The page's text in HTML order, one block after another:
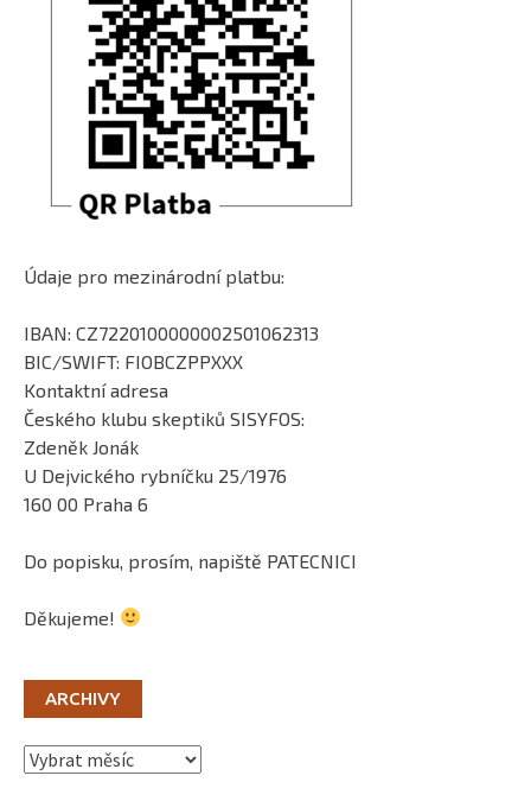
Údaje pro mezinárodní platbu:
IBAN: CZ7220100000002501062313
BIC/SWIFT: FIOBCZPPXXX
Kontaktní adresa
Českého klubu skeptiků SISYFOS:
Zdeněk Jonák
U Dejvického rybníčku 25/1976
160 00 Praha 6
Do popisku, prosím, napiště PATECNICI
Děkujeme!
ARCHIVY
Archivy